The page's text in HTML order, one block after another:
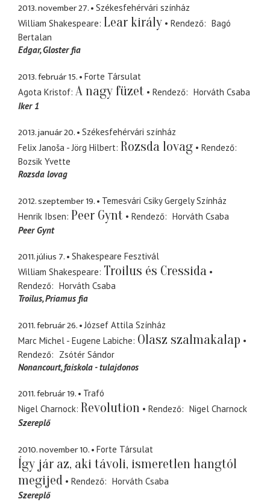
2013. november 27.
Székesfehérvári színház
William Shakespeare Lear király Rendező
Bagó
Bertalan
Edgar Gloster fia
2013. február 15.
Forte Társulat
Agota Kristof A nagy füzet Rendező
Horváth Csaba
Iker 1
2013. január 20.
Székesfehérvári színház
Felix Janoša - Jörg Hilbert Rozsda lovag
Rendező
Bozsik Yvette
Rozsda lovag
2012. szeptember 19.
Temesvári Csiky Gergely Színház
Henrik Ibsen Peer Gynt Rendező
Horváth Csaba
Peer Gynt
2011. július 7.
Shakespeare Fesztivál
William Shakespeare Troilus és Cressida
Rendező
Horváth Csaba
Troilus Priamus fia
2011. február 26.
József Attila Színház
Marc Michel - Eugene Labiche Olasz szalmakalap
Rendező
Zsótér Sándor
Nonancourt faiskola - tulajdonos
2011. február 19.
Trafó
Nigel Charnock Revolution Rendező
Nigel Charnock
Szereplő
2010. november 10. Forte Társulat
Így jár az, aki távoli, ismeretlen hangtól
megijed
Rendező
Horváth Csaba
Szereplő